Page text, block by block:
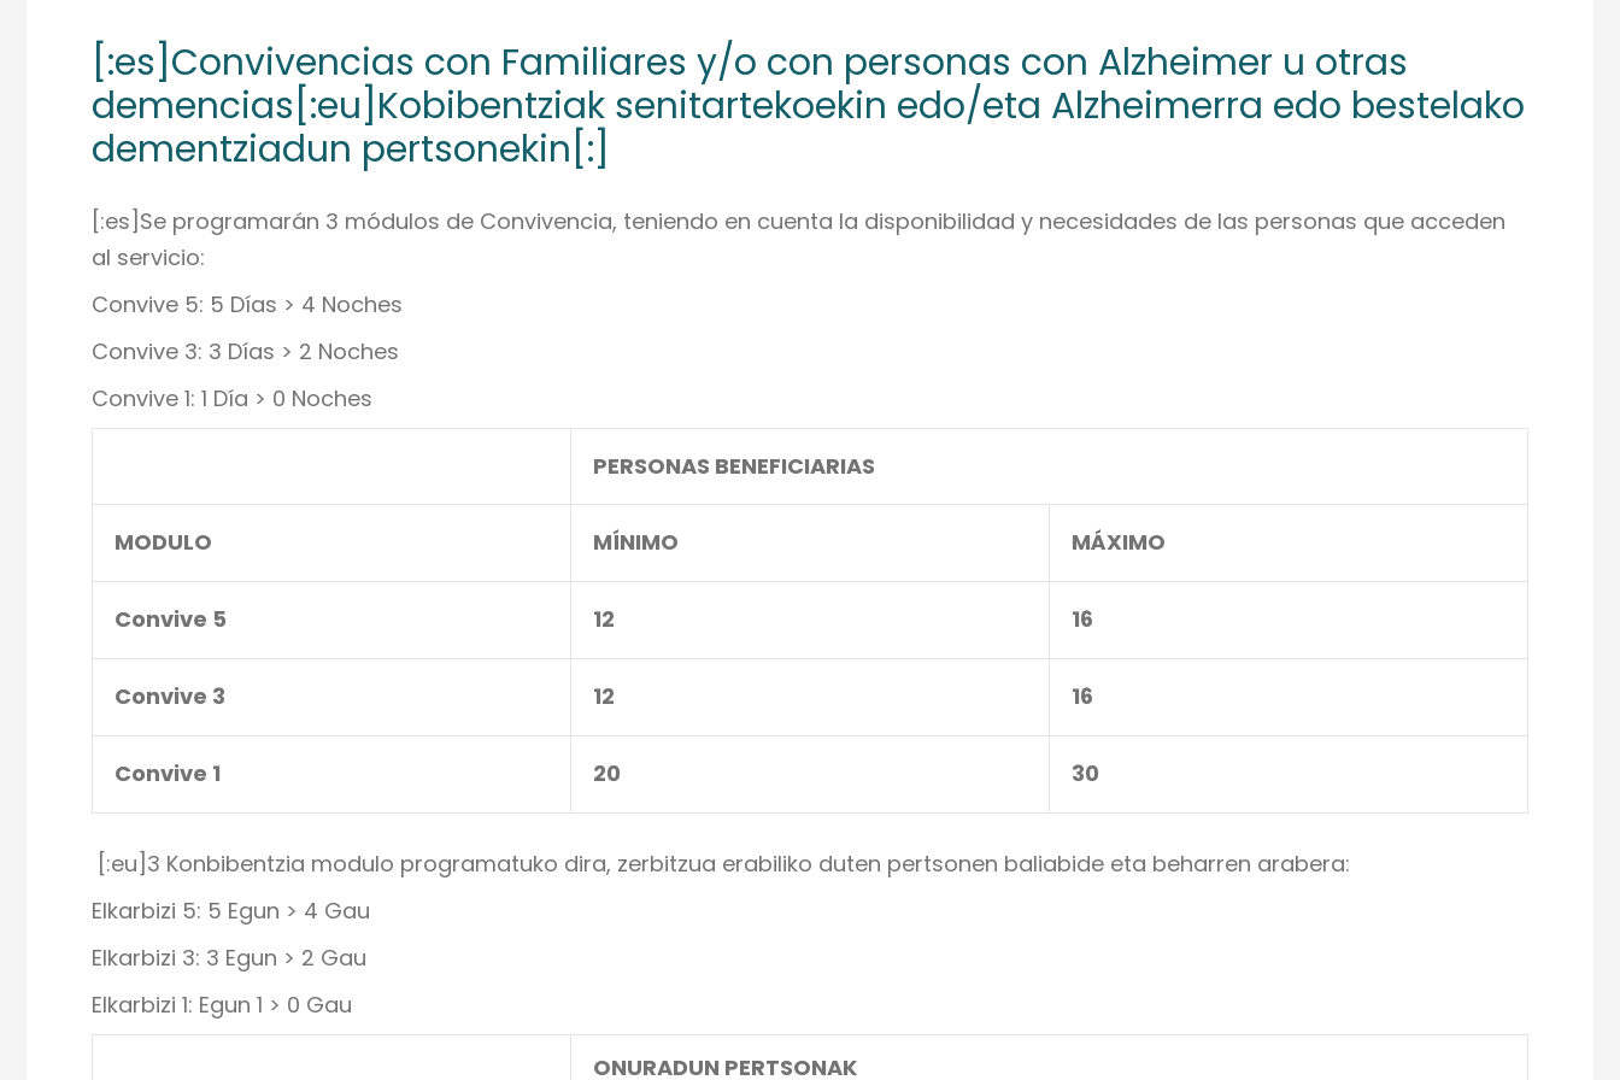
[:es]Convivencias con Familiares y/o con personas con Alzheimer u otras
demencias[:eu]Kobibentziak senitartekoekin edo/eta Alzheimerra edo bestelako
dementziadun pertsonekin[:]
[:es]Se programarán 3 módulos de Convivencia, teniendo en cuenta la disponibilidad y necesidades de las personas que acceden
al servicio:
Convive 5: 5 Días > 4 Noches
Convive 3: 3 Días > 2 Noches
Convive 1: 1 Día > 0 Noches
PERSONAS BENEFICIARIAS
MODULO MÍNIMO MÁXIMO
Convive 5 12 16
Convive 3 12 16
Convive 1 20 30
[:eu]3 Konbibentzia modulo programatuko dira, zerbitzua erabiliko duten pertsonen baliabide eta beharren arabera:
Elkarbizi 5: 5 Egun > 4 Gau
Elkarbizi 3: 3 Egun > 2 Gau
Elkarbizi 1: Egun 1 > 0 Gau
ONURADUN PERTSONAK